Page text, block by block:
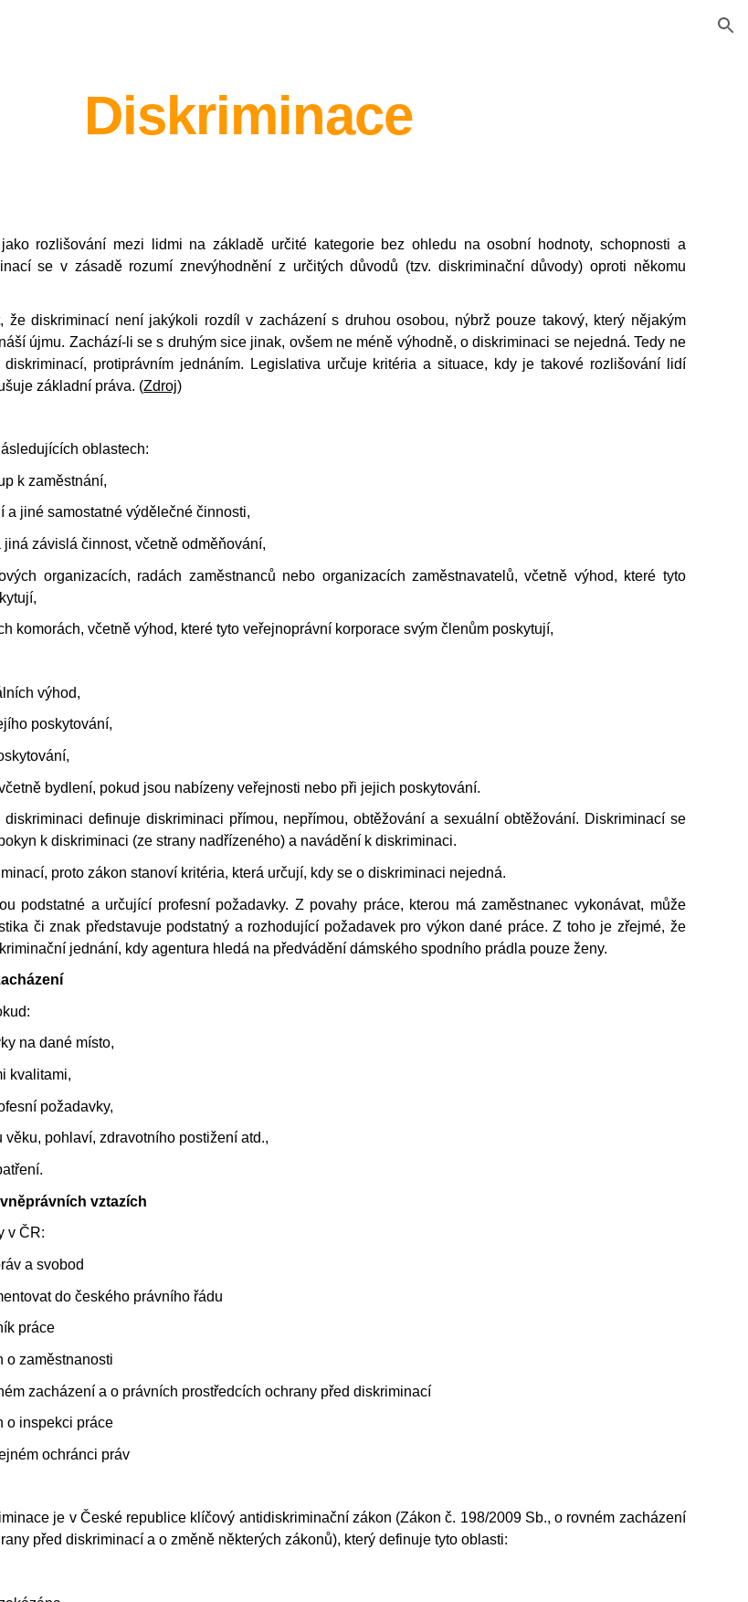
Diskriminace
rozlišování mezi lidmi na základě určité kategorie bez ohledu na osobní hodnoty, schopnosti a
se v zásadě rozumí znevýhodnění z určitých důvodů (tzv. diskriminační důvody) oproti někomu
že diskriminací není jakýkoli rozdíl v zacházení s druhou osobou, nýbrž pouze takový, který nějakým
újmu. Zachází-li se s druhým sice jinak, ovšem ne méně výhodně, o diskriminaci se nejedná. Tedy ne
protiprávním jednáním. Legislativa určuje kritéria a situace, kdy je takové rozlišování lidí
základní práva. (Zdroj)
oblastech:
k zaměstnání,
a jiné samostatné výdělečné činnosti,
závislá činnost, včetně odměňování,
organizacích, radách zaměstnanců nebo organizacích zaměstnavatelů, včetně výhod, které tyto
komorách, včetně výhod, které tyto veřejnoprávní korporace svým členům poskytují,
výhod,
poskytování,
bydlení, pokud jsou nabízeny veřejnosti nebo při jejich poskytování.
definuje diskriminaci přímou, nepřímou, obtěžování a sexuální obtěžování. Diskriminací se
k diskriminaci (ze strany nadřízeného) a navádění k diskriminaci.
proto zákon stanoví kritéria, která určují, kdy se o diskriminaci nejedná.
podstatné a určující profesní požadavky. Z povahy práce, kterou má zaměstnanec vykonávat, může
či znak představuje podstatný a rozhodující požadavek pro výkon dané práce. Z toho je zřejmé, že
jednání, kdy agentura hledá na předvádění dámského spodního prádla pouze ženy.
na dané místo,
kvalitami,
požadavky,
pohlaví, zdravotního postižení atd.,
vztazích
v ČR:
a svobod
do českého právního řádu
práce
o zaměstnanosti
zacházení a o právních prostředcích ochrany před diskriminací
o inspekci práce
ochránci práv
je v České republice klíčový antidiskriminační zákon (Zákon č. 198/2009 Sb., o rovném zacházení
před diskriminací a o změně některých zákonů), který definuje tyto oblasti: